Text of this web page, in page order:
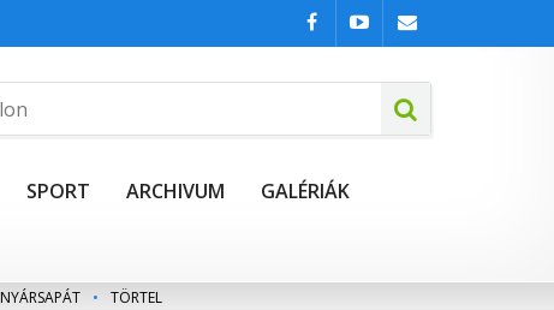
SPORT ARCHIVUM GALÉRIÁK
NYÁRSAPÁT • TÖRTEL